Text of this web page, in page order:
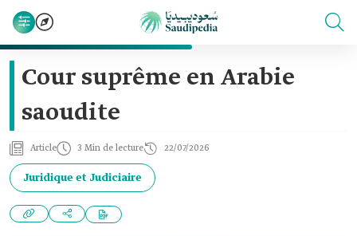
Cour suprême en Arabie
saoudite
Article 3 Min de lecture 22/07/2026
Juridique et Judiciaire